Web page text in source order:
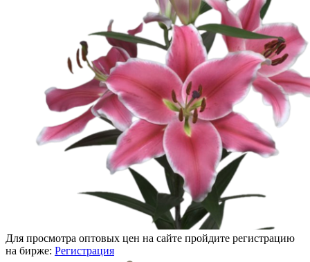
Для просмотра оптовых цен на сайте пройдите регистрацию
на бирже: Регистрация